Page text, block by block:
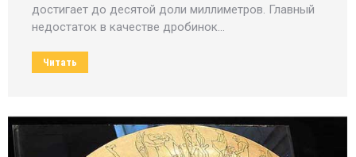
достигает до десятой доли миллиметров. Главный
недостаток в качестве дробинок…
Читать